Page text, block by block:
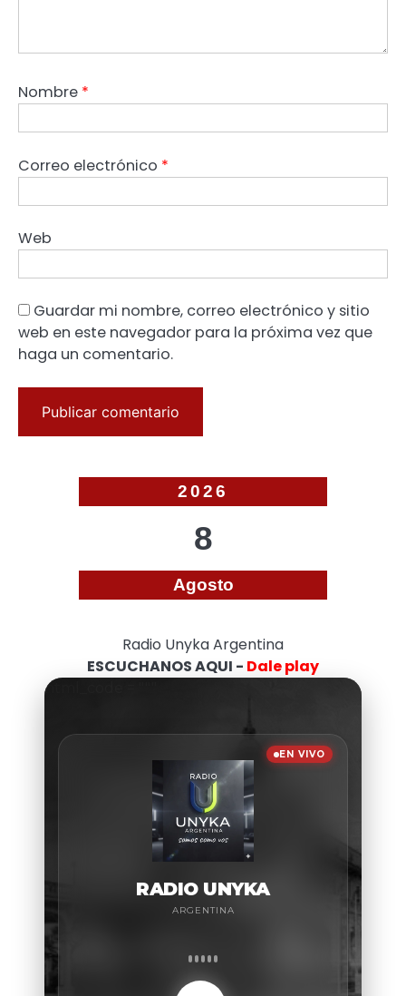
Nombre *
Correo electrónico *
Web
Guardar mi nombre, correo electrónico y sitio
web en este navegador para la próxima vez que
haga un comentario.
2026
8
Agosto
Radio Unyka Argentina
ESCUCHANOS AQUI - Dale play